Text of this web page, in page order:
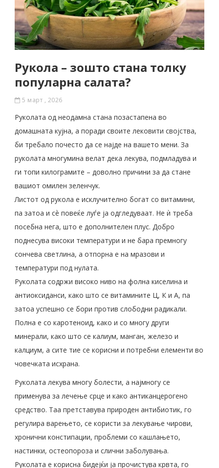
Рукола – зошто стана толку
популарна салата?
5 март , 2026
Руколата од неодамна стана позастапена во
домашната кујна, а поради своите лековити својства,
би требало почесто да се најде на вашето мени. За
руколата многумина велат дека лекува, подмладува и
ги топи килограмите – доволно причини за да стане
вашиот омилен зеленчук.
Листот од рукола е исклучително богат со витамини,
па затоа и сѐ повеќе луѓе ја одгледуваат. Не ѝ треба
посебна нега, што е дополнителен плус. Добро
поднесува високи температури и не бара премногу
сончева светлина, а отпорна е на мразови и
температури под нулата.
Руколата содржи високо ниво на фолна киселина и
антиоксиданси, како што се витамините Ц, К и А, па
затоа успешно се бори против слободни радикали.
Полна е со каротеноид, како и со многу други
минерали, како што се калиум, манган, железо и
калциум, а сите тие се корисни и потребни елементи во
човечката исхрана.
Руколата лекува многу болести, а најмногу се
применува за лечење срце и како антиканцерогено
средство. Таа претставува природен антибиотик, го
регулира варењето, се користи за лекување чирови,
хронични констипации, проблеми со кашлањето,
настинки, остеопороза и слични заболувања.
Руколата е корисна бидејќи ја прочистува крвта, го